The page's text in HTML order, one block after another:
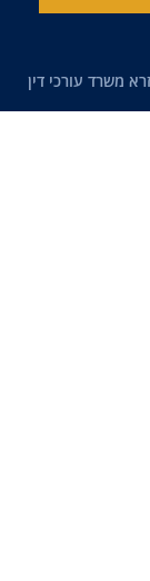
משרד עורכי דין